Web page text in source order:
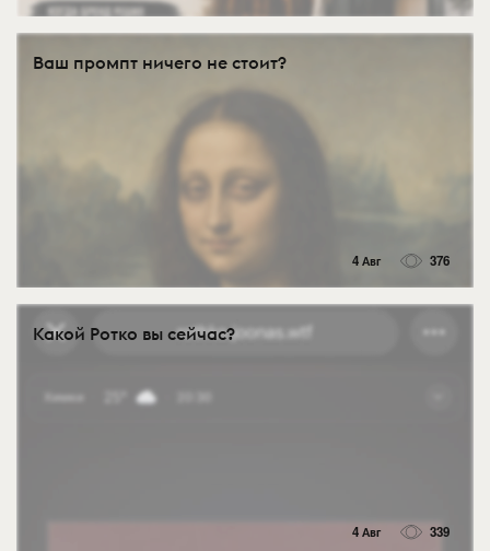
Ваш промпт ничего не стоит?
4 Авг 376
Какой Ротко вы сейчас?
4 Авг 339